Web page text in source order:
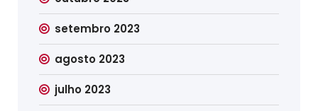
setembro 2023
agosto 2023
julho 2023